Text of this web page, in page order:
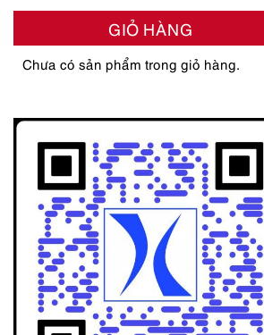
GIỎ HÀNG
Chưa có sản phẩm trong giỏ hàng.